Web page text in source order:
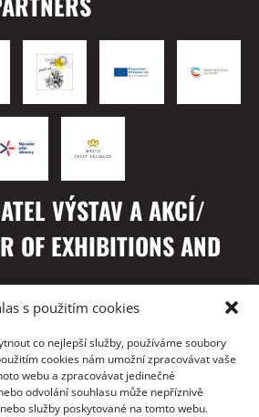
s použitím cookies
co nejlepší služby, používáme soubory
cookies nám umožní zpracovávat vaše
webu a zpracovávat jedinečné
odvolání souhlasu může nepříznivě
služby poskytované na tomto webu.
VÝSTAV A AKCÍ/
OF EXHIBITIONS AND